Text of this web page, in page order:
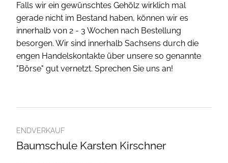
Falls wir ein gewünschtes Gehölz wirklich mal
gerade nicht im Bestand haben, können wir es
innerhalb von 2 - 3 Wochen nach Bestellung
besorgen. Wir sind innerhalb Sachsens durch die
engen Handelskontakte über unsere so genannte
"Börse" gut vernetzt. Sprechen Sie uns an!
ENDVERKAUF
Baumschule Karsten Kirschner